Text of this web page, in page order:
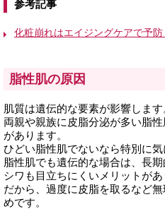
参考記事
化粧崩れはエイジングケアで予防
脂性肌の原因
肌質は遺伝的な要素が影響します
両親や親族に皮脂分泌が多い脂
があります。
ひどい脂性肌でないなら特別に気
脂性肌でも遺伝的な場合は、長
シワも目立ちにくいメリットがあ
だから、過度に皮脂を取るなど
めです。